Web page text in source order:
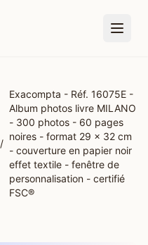
/
Exacompta - Réf. 16075E -
Album photos livre MILANO
- 300 photos - 60 pages
noires - format 29 x 32 cm
- couverture en papier noir
effet textile - fenêtre de
personnalisation - certifié
FSC®